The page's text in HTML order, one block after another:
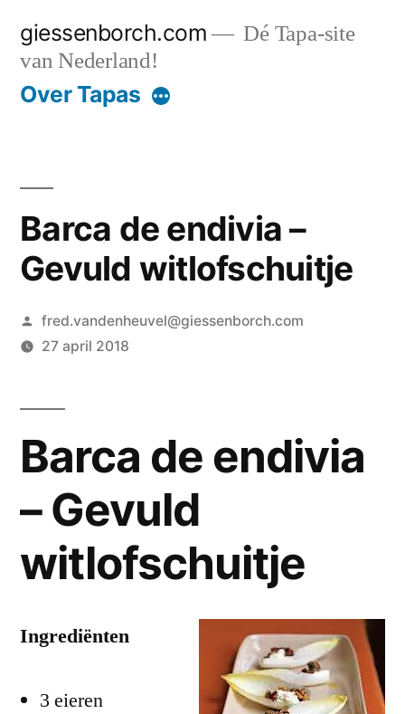
naar
giessenborch.com
Dé Tapa-site
van Nederland!
Over Tapas
Barca de endivia –
Gevuld witlofschuitje
Geplaatst
door
fred.vandenheuvel@giessenborch.com
27 april 2018
Barca de endivia
– Gevuld
witlofschuitje
Ingrediënten
3 eieren